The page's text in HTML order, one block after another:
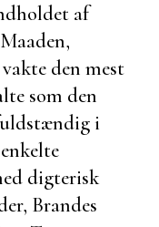
af
den mest
som den
i
digterisk
Brandes